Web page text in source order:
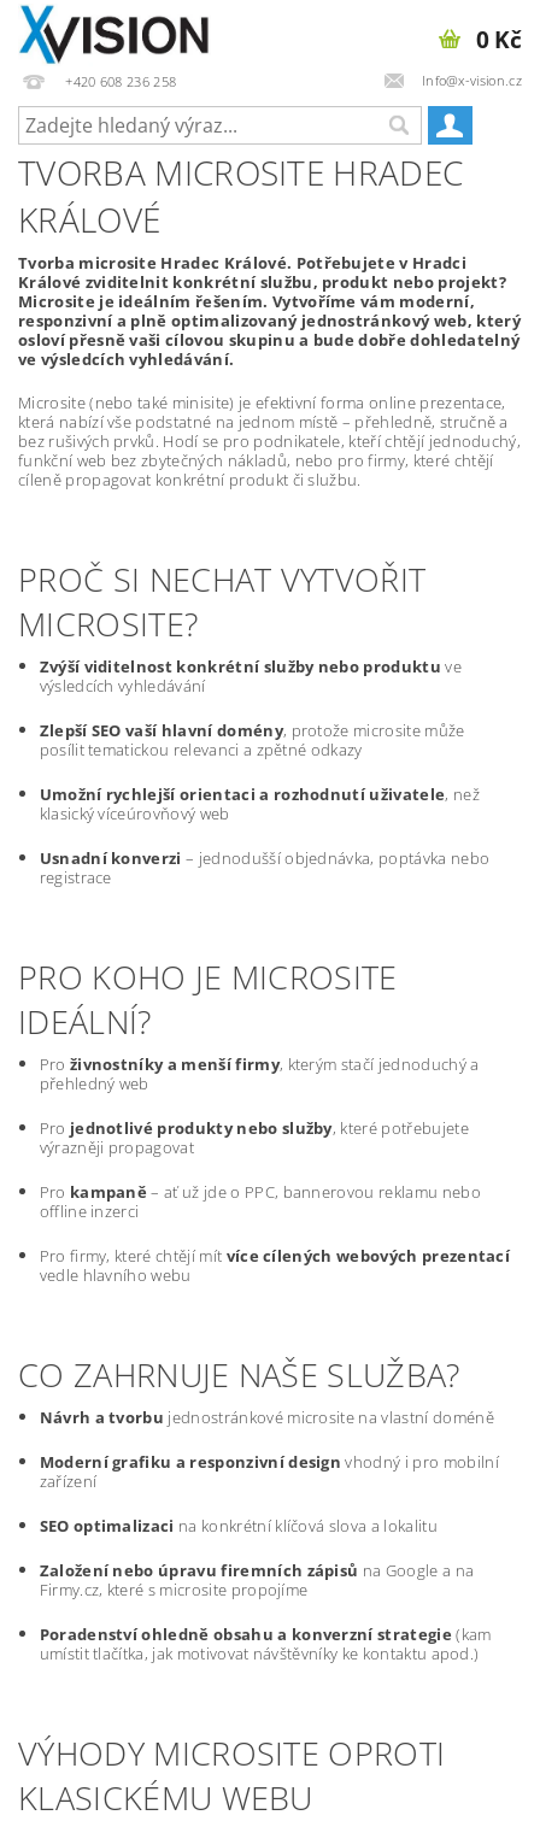
+420 608 236 258 Info@x-vision.cz
0 Kč
TVORBA MICROSITE HRADEC
KRÁLOVÉ
Tvorba microsite Hradec Králové. Potřebujete v Hradci
Králové zviditelnit konkrétní službu, produkt nebo projekt?
Microsite je ideálním řešením. Vytvoříme vám moderní,
responzivní a plně optimalizovaný jednostránkový web, který
osloví přesně vaši cílovou skupinu a bude dobře dohledatelný
ve výsledcích vyhledávání.
Microsite (nebo také minisite) je efektivní forma online prezentace,
která nabízí vše podstatné na jednom místě – přehledně, stručně a
bez rušivých prvků. Hodí se pro podnikatele, kteří chtějí jednoduchý,
funkční web bez zbytečných nákladů, nebo pro firmy, které chtějí
cíleně propagovat konkrétní produkt či službu.
PROČ SI NECHAT VYTVOŘIT
MICROSITE?
Zvýší viditelnost konkrétní služby nebo produktu ve
výsledcích vyhledávání
Zlepší SEO vaší hlavní domény, protože microsite může
posílit tematickou relevanci a zpětné odkazy
Umožní rychlejší orientaci a rozhodnutí uživatele, než
klasický víceúrovňový web
Usnadní konverzi – jednodušší objednávka, poptávka nebo
registrace
PRO KOHO JE MICROSITE
IDEÁLNÍ?
Pro živnostníky a menší firmy, kterým stačí jednoduchý a
přehledný web
Pro jednotlivé produkty nebo služby, které potřebujete
výrazněji propagovat
Pro kampaně – ať už jde o PPC, bannerovou reklamu nebo
offline inzerci
Pro firmy, které chtějí mít více cílených webových prezentací
vedle hlavního webu
CO ZAHRNUJE NAŠE SLUŽBA?
Návrh a tvorbu jednostránkové microsite na vlastní doméně
Moderní grafiku a responzivní design vhodný i pro mobilní
zařízení
SEO optimalizaci na konkrétní klíčová slova a lokalitu
Založení nebo úpravu firemních zápisů na Google a na
Firmy.cz, které s microsite propojíme
Poradenství ohledně obsahu a konverzní strategie (kam
umístit tlačítka, jak motivovat návštěvníky ke kontaktu apod.)
VÝHODY MICROSITE OPROTI
KLASICKÉMU WEBU